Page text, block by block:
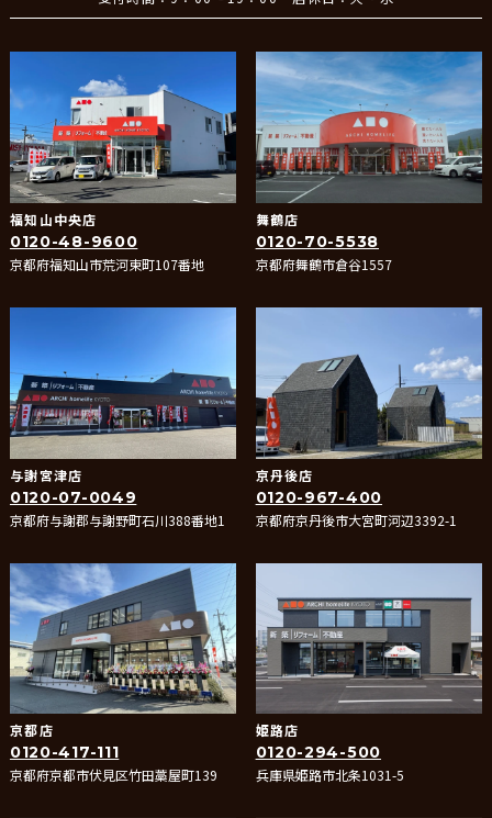
福知山中央店
0120-48-9600
京都府福知山市荒河東町107番地
舞鶴店
0120-70-5538
京都府舞鶴市倉谷1557
与謝宮津店
0120-07-0049
京都府与謝郡与謝野町石川388番地1
京丹後店
0120-967-400
京都府京丹後市大宮町河辺3392-1
京都店
0120-417-111
京都府京都市伏見区竹田藁屋町139
姫路店
0120-294-500
兵庫県姫路市北条1031-5